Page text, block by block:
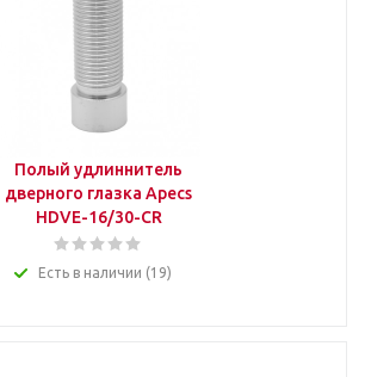
Полый удлиннитель
дверного глазка Apecs
HDVE-16/30-CR
Есть в наличии (19)